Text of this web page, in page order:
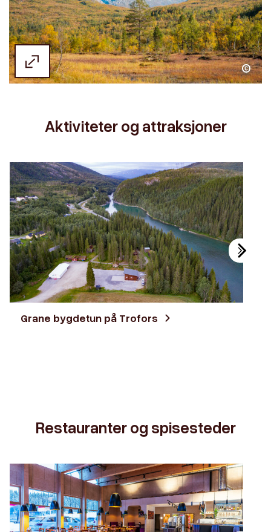
Kristoffer Møllevik / Visit Helgeland
Aktiviteter og attraksjoner
Grane bygdetun på Trofors
Restauranter og spisesteder